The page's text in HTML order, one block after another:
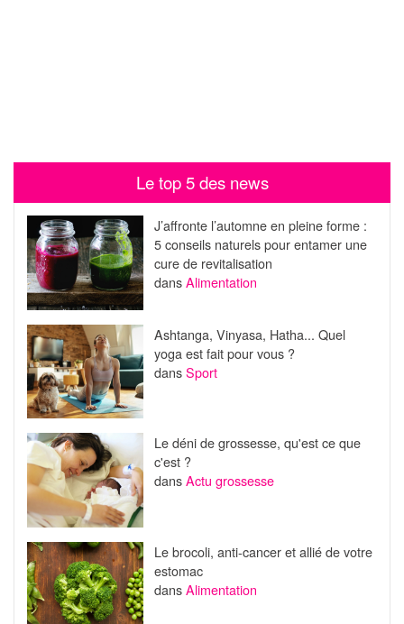
Le top 5 des news
J’affronte l’automne en pleine forme :
5 conseils naturels pour entamer une
cure de revitalisation
dansAlimentation
Ashtanga, Vinyasa, Hatha... Quel
yoga est fait pour vous ?
dansSport
Le déni de grossesse, qu'est ce que
c'est ?
dansActu grossesse
Le brocoli, anti-cancer et allié de votre
estomac
dansAlimentation